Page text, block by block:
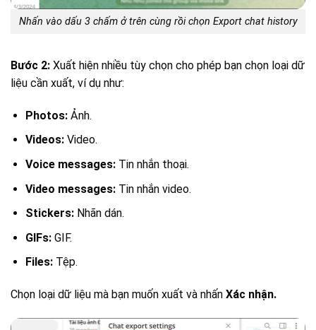
Nhấn vào dấu 3 chấm ở trên cùng rồi chọn Export chat history
Bước 2: Xuất hiện nhiều tùy chọn cho phép bạn chọn loại dữ
liệu cần xuất, ví dụ như:
Photos: Ảnh.
Videos: Video.
Voice messages: Tin nhắn thoại.
Video messages: Tin nhắn video.
Stickers: Nhãn dán.
GIFs: GIF.
Files: Tệp.
Chọn loại dữ liệu mà bạn muốn xuất và nhấn Xác nhận.